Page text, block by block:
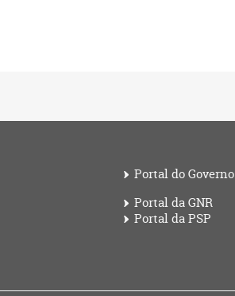
Portal do Governo
Portal da GNR
Portal da PSP